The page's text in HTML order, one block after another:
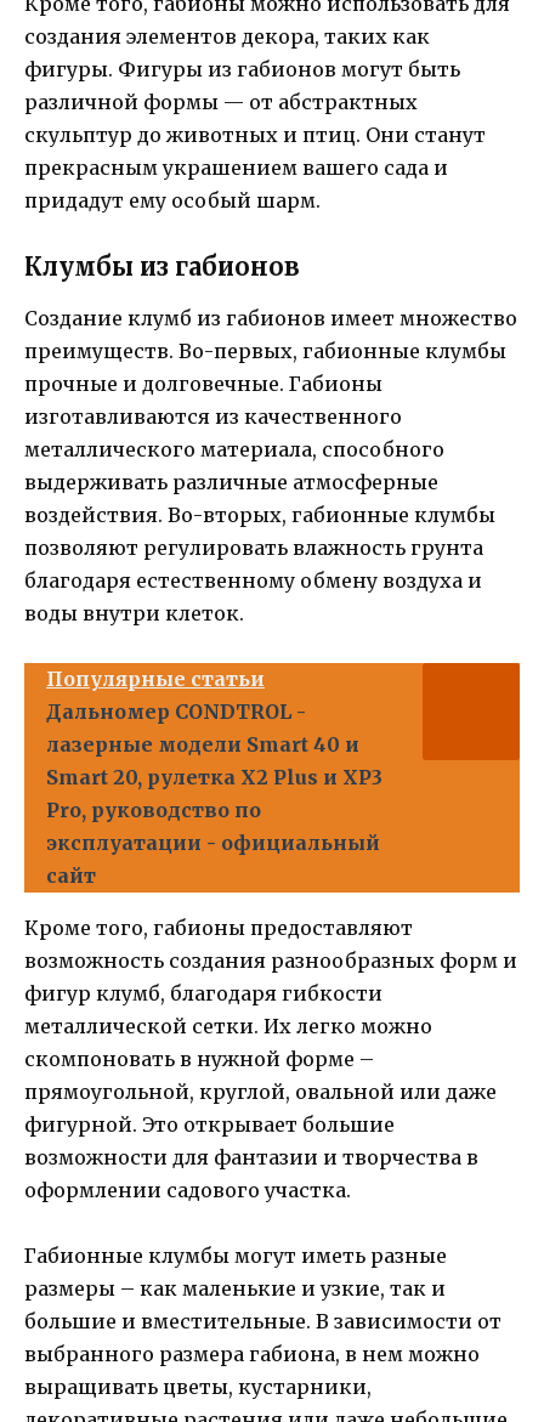
создания элементов декора, таких как
фигуры. Фигуры из габионов могут быть
различной формы — от абстрактных
скульптур до животных и птиц. Они станут
прекрасным украшением вашего сада и
придадут ему особый шарм.
Клумбы из габионов
Создание клумб из габионов имеет множество
преимуществ. Во-первых, габионные клумбы
прочные и долговечные. Габионы
изготавливаются из качественного
металлического материала, способного
выдерживать различные атмосферные
воздействия. Во-вторых, габионные клумбы
позволяют регулировать влажность грунта
благодаря естественному обмену воздуха и
воды внутри клеток.
Популярные статьи
Дальномер CONDTROL -
лазерные модели Smart 40 и
Smart 20, рулетка X2 Plus и XP3
Pro, руководство по
эксплуатации - официальный
сайт
Кроме того, габионы предоставляют
возможность создания разнообразных форм и
фигур клумб, благодаря гибкости
металлической сетки. Их легко можно
скомпоновать в нужной форме –
прямоугольной, круглой, овальной или даже
фигурной. Это открывает большие
возможности для фантазии и творчества в
оформлении садового участка.
Габионные клумбы могут иметь разные
размеры – как маленькие и узкие, так и
большие и вместительные. В зависимости от
выбранного размера габиона, в нем можно
выращивать цветы, кустарники,